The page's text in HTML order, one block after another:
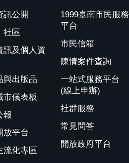
訊公開
社區
訊及個人資
與出版品
市儀表板
報
放平台
流化專區
1999臺南市民服務
平台
市民信箱
陳情案件查詢
一站式服務平台
(線上申辦)
社群服務
常見問答
開放政府平台